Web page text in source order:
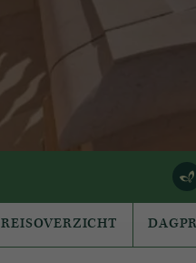
REISOVERZICHT